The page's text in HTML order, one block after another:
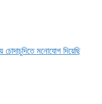
চোদাচুদিতে মনোযোগ দিয়েছি